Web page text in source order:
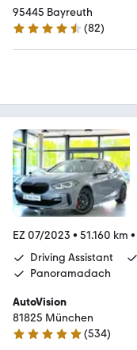
95445 Bayreuth
4.6 Sterne
(82)
EZ 07/2023 • 51.160 km •
Driving Assistant
Panoramadach
AutoVision
81825 München
4.9 Sterne
(534)